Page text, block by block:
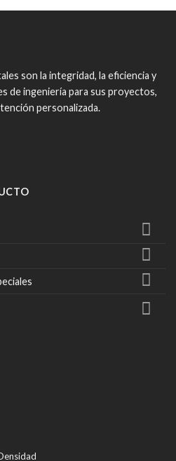
son la integridad, la eficiencia y
de ingeniería para sus proyectos,
personalizada.